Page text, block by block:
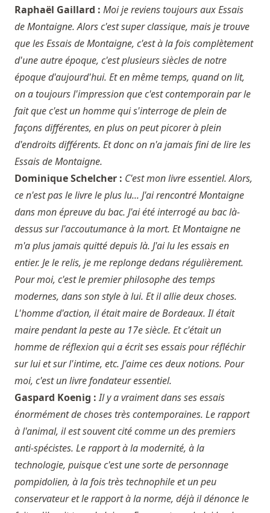
Raphaël Gaillard : Moi je reviens toujours aux Essais
de Montaigne. Alors c'est super classique, mais je trouve
que les Essais de Montaigne, c'est à la fois complètement
d'une autre époque, c'est plusieurs siècles de notre
époque d'aujourd'hui. Et en même temps, quand on lit,
on a toujours l'impression que c'est contemporain par le
fait que c'est un homme qui s'interroge de plein de
façons différentes, en plus on peut picorer à plein
d'endroits différents. Et donc on n'a jamais fini de lire les
Essais de Montaigne.
Dominique Schelcher : C'est mon livre essentiel. Alors,
ce n'est pas le livre le plus lu... J'ai rencontré Montaigne
dans mon épreuve du bac. J'ai été interrogé au bac là-
dessus sur l'accoutumance à la mort. Et Montaigne ne
m'a plus jamais quitté depuis là. J'ai lu les essais en
entier. Je le relis, je me replonge dedans régulièrement.
Pour moi, c'est le premier philosophe des temps
modernes, dans son style à lui. Et il allie deux choses.
L'homme d'action, il était maire de Bordeaux. Il était
maire pendant la peste au 17e siècle. Et c'était un
homme de réflexion qui a écrit ses essais pour réfléchir
sur lui et sur l'intime, etc. J'aime ces deux notions. Pour
moi, c'est un livre fondateur essentiel.
Gaspard Koenig :Il y a vraiment dans ses essais
énormément de choses très contemporaines. Le rapport
à l'animal, il est souvent cité comme un des premiers
anti-spécistes. Le rapport à la modernité, à la
technologie, puisque c'est une sorte de personnage
pompidolien, à la fois très technophile et un peu
conservateur et le rapport à la norme, déjà il dénonce le